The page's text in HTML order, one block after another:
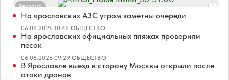
Реклама
На ярославских АЗС утром заметны очереди
06.08.2026 10:48|ОБЩЕСТВО
На ярославских официальных пляжах проверили
песок
06.08.2026 09:29|ОБЩЕСТВО
В Ярославле выезд в сторону Москвы открыли после
атаки дронов